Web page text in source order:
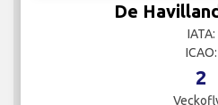
De
IATA:
ICAO:
2